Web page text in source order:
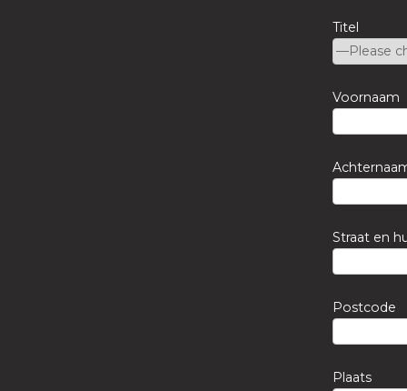
Titel
Voornaam
Straat en
Postcode
Plaats